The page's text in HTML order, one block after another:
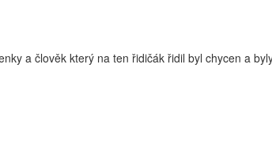
a člověk který na ten řidičák řidil byl chycen a